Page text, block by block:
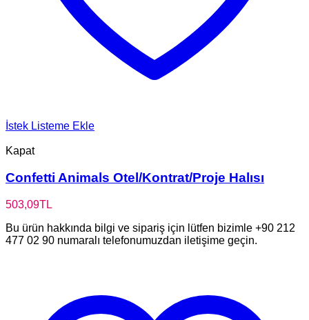
İstek Listeme Ekle
Kapat
Confetti Animals Otel/Kontrat/Proje Halısı
503,09TL
Bu ürün hakkında bilgi ve sipariş için lütfen bizimle +90 212
477 02 90 numaralı telefonumuzdan iletişime geçin.